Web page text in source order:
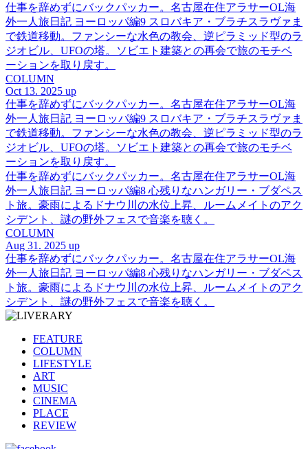
仕事を辞めずにバックパッカー。名古屋在住アラサーOL海
外一人旅日記 ヨーロッパ編9 スロバキア・ブラチスラヴァま
で鉄道移動。ファンシーな水色の教会、逆ピラミッド型のラ
ジオビル、UFOの塔。ソビエト建築との再会で旅のモチベ
ーションを取り戻す。
COLUMN
Oct 13. 2025 up
仕事を辞めずにバックパッカー。名古屋在住アラサーOL海
外一人旅日記 ヨーロッパ編9 スロバキア・ブラチスラヴァま
で鉄道移動。ファンシーな水色の教会、逆ピラミッド型のラ
ジオビル、UFOの塔。ソビエト建築との再会で旅のモチベ
ーションを取り戻す。
仕事を辞めずにバックパッカー。名古屋在住アラサーOL海
外一人旅日記 ヨーロッパ編8 心残りなハンガリー・ブダペス
ト旅。豪雨によるドナウ川の水位上昇、ルームメイトのアク
シデント、謎の野外フェスで音楽を聴く。
COLUMN
Aug 31. 2025 up
仕事を辞めずにバックパッカー。名古屋在住アラサーOL海
外一人旅日記 ヨーロッパ編8 心残りなハンガリー・ブダペス
ト旅。豪雨によるドナウ川の水位上昇、ルームメイトのアク
シデント、謎の野外フェスで音楽を聴く。
FEATURE
COLUMN
LIFESTYLE
ART
MUSIC
CINEMA
PLACE
REVIEW